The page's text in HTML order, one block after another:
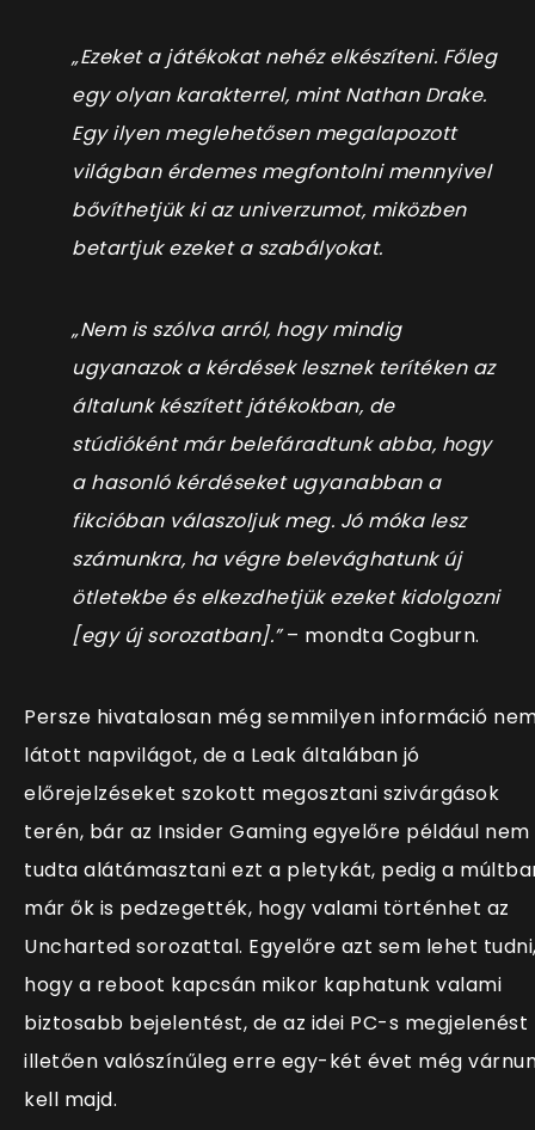
„Ezeket a játékokat nehéz elkészíteni. Főleg
egy olyan karakterrel, mint Nathan Drake.
Egy ilyen meglehetősen megalapozott
világban érdemes megfontolni mennyivel
bővíthetjük ki az univerzumot, miközben
betartjuk ezeket a szabályokat.
„Nem is szólva arról, hogy mindig
ugyanazok a kérdések lesznek terítéken az
általunk készített játékokban, de
stúdióként már belefáradtunk abba, hogy
a hasonló kérdéseket ugyanabban a
fikcióban válaszoljuk meg. Jó móka lesz
számunkra, ha végre belevághatunk új
ötletekbe és elkezdhetjük ezeket kidolgozni
[egy új sorozatban].”– mondta Cogburn.
Persze hivatalosan még semmilyen információ
látott napvilágot, de a Leak általában jó
előrejelzéseket szokott megosztani szivárgások
terén, bár az Insider Gaming egyelőre például nem
tudta alátámasztani ezt a pletykát, pedig a
már ők is pedzegették, hogy valami történhet az
Uncharted sorozattal. Egyelőre azt sem lehet
hogy a reboot kapcsán mikor kaphatunk valami
biztosabb bejelentést, de az idei PC-s megjelenést
illetően valószínűleg erre egy-két évet még
kell majd.